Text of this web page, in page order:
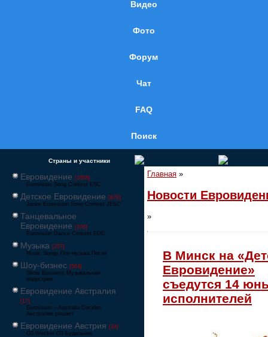
Видео
Фото
Форум
Чат
FAQ
Поиск
Страны и участники
Евровидение [1858]
Eurovision Song Contest ESC
Детское Евровидение [878]
Junior Eurovision Song Contest JESC
Танцевальное
Евровидение [106]
Eurovision Dance Contest EDC
Музыка [257]
Music Songs Поп-музыка Песни
Шоу-бизнес [564]
Show Business Музыкальная
индустрия
Евровидение Австралия
[17]
Eurovision – Australia Decides
Австралия решает
Евровидение Австрия [24]
Ö3-Wecker Ö3 Будильник
Главная »
Новости
»
В Минск на
Евровидение»
съедутся 14
исполнителей